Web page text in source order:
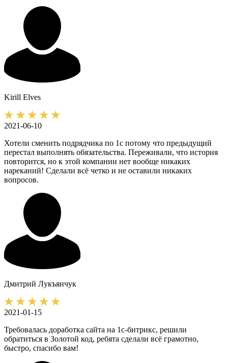
Kirill Elves
2021-06-10
Хотели сменить подрядчика по 1с потому что предыдущий
перестал выполнять обязательства. Переживали, что история
повторится, но к этой компании нет вообще никаких
нареканий! Сделали всё четко и не оставили никаких
вопросов.
Дмитрий Лукъянчук
2021-01-15
Требовалась доработка сайта на 1с-битрикс, решили
обратиться в Золотой код, ребята сделали всё грамотно,
быстро, спасибо вам!